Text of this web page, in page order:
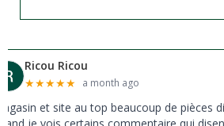
Ricou Ricou
★★★★★ a month ago
et site au top beaucoup de pièces
je vois certains commentaire qui